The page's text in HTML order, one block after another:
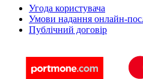
Угода користувача
Умови надання онлайн-
Публічний договір